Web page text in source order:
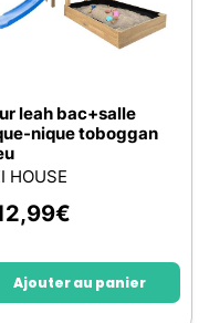
leah bac+salle
nique toboggan
HOUSE
€
Ajouter au panier